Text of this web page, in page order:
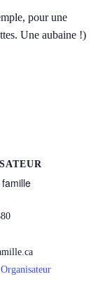
pour une
Une aubaine !)